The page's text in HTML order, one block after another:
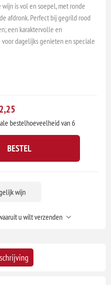
is vol en soepel, met ronde
afdronk. Perfect bij gegrild rood
een karaktervolle en
dagelijks genieten en speciale
bestelhoeveelheid van 6
BESTEL
wijn
u wilt verzenden